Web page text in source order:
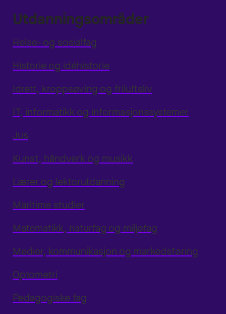
Utdanningsområder
Helse- og sosialfag
Historie og idéhistorie
Idrett, kroppsøving og friluftsliv
IT, informatikk og informasjonssystemer
Jus
Kunst, håndverk og musikk
Lærer og lektorutdanning
Maritime studier
Matematikk, naturfag og miljøfag
Medier, kommunikasjon og markedsføring
Optometri
Pedagogiske fag